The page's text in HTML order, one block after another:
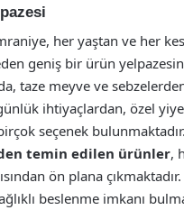
her yaştan ve her
geniş bir ürün
taze meyve ve
ihtiyaçlardan, özel
seçenek
temin edilen ürünler,
ön plana
beslenme imkanı